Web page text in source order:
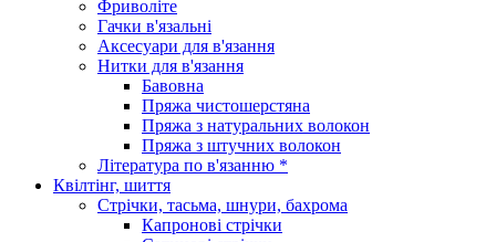
Фриволіте
Гачки в'язальні
Аксесуари для в'язання
Нитки для в'язання
Бавовна
Пряжа чистошерстяна
Пряжа з натуральних волокон
Пряжа з штучних волокон
Література по в'язанню *
Квілтінг, шиття
Стрічки, тасьма, шнури, бахрома
Капронові стрічки